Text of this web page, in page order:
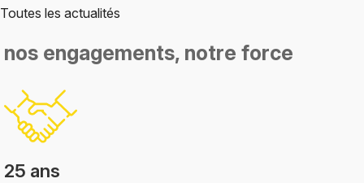
Toutes les actualités
nos engagements,notre force
25 ans